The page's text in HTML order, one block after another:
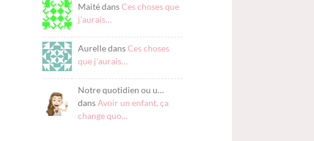
Maité dansCes choses que
j’aurais…
Aurelle dansCes choses
que j’aurais…
Notre quotidien ou u…
dansAvoir un enfant, ça
change quo…